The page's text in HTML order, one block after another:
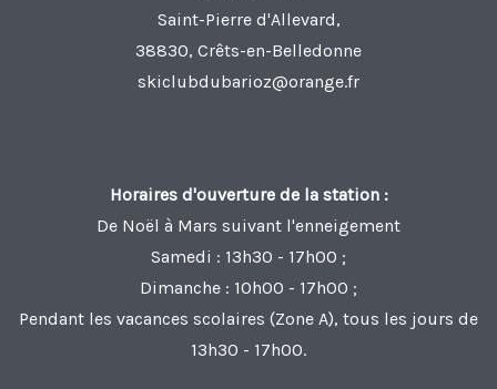
Saint-Pierre d'Allevard,
38830, Crêts-en-Belledonne
skiclubdubarioz@orange.fr
Horaires d'ouverture de la station :
De Noël à Mars suivant l'enneigement
Samedi : 13h30 - 17h00 ;
Dimanche : 10h00 - 17h00 ;
Pendant les vacances scolaires (Zone A), tous les jours de
13h30 - 17h00.